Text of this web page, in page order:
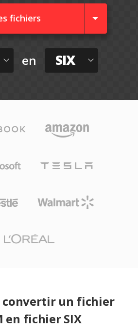
fichiers
en SIX
convertir un fichier
en fichier SIX